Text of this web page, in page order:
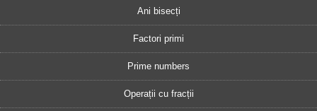
Ani bisecți
Factori primi
Prime numbers
Operații cu fracții